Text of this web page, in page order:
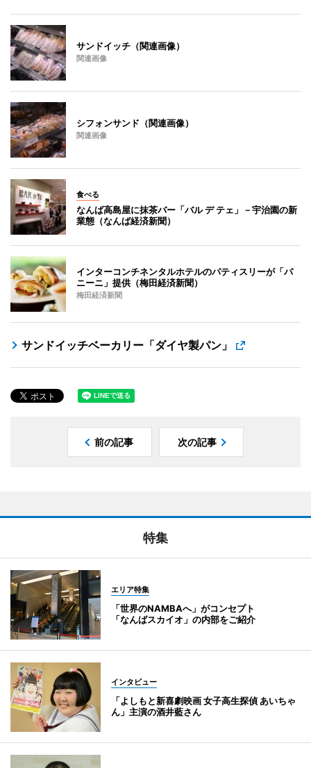
サンドイッチ（関連画像）
関連画像
シフォンサンド（関連画像）
関連画像
食べる
なんば高島屋に抹茶バー「バル デ テェ」－宇治園の新
業態（なんば経済新聞）
インターコンチネンタルホテルのパティスリーが「パ
ニーニ」提供（梅田経済新聞）
梅田経済新聞
サンドイッチベーカリー「ダイヤ製パン」
前の記事 次の記事
特集
エリア特集
「世界のNAMBAへ」がコンセプト
「なんばスカイオ」の内部をご紹介
インタビュー
「よしもと新喜劇映画 女子高生探偵 あいちゃ
ん」主演の酒井藍さん